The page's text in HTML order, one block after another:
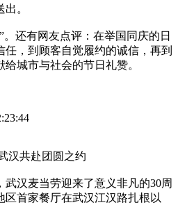
。
还有网友点评：在举国同庆的日
，到顾客自觉履约的诚信，再到
城市与社会的节日礼赞。
汉共赴团圆之约
汉麦当劳迎来了意义非凡的30周
区首家餐厅在武汉江汉路扎根以